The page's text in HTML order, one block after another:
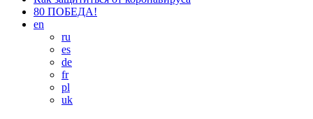
80 ПОБЕДА!
en
ru
es
de
fr
pl
uk